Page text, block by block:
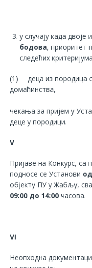
у случају када
бодова, приоритет
следећих
(1) деца из породица
(2)
чекања за пријем у
деце у породици.
V
Пријаве на Конкурс, са
подносе се Установи од
објекту ПУ у Жабљу,
09:00 до 14:00 часова.
VI
Неопходна